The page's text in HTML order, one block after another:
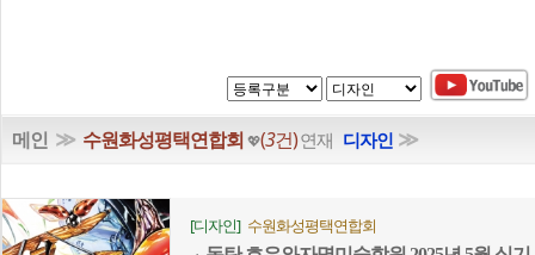
메인 ≫ 수원화성평택연합회 💖(3건)연재 디자인 ≫
[디자인] 수원화성평택연합회